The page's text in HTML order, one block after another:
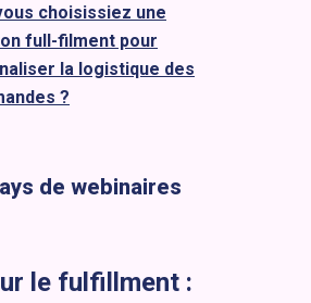
choisissiez une
full-filment pour
la logistique des
?
de webinaires
le fulfillment :